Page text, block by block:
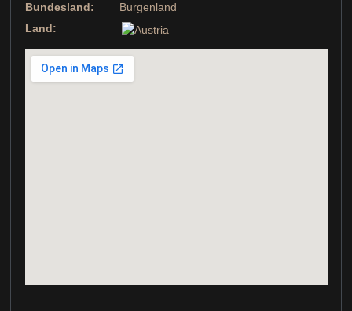
Bundesland:
Burgenland
Land: